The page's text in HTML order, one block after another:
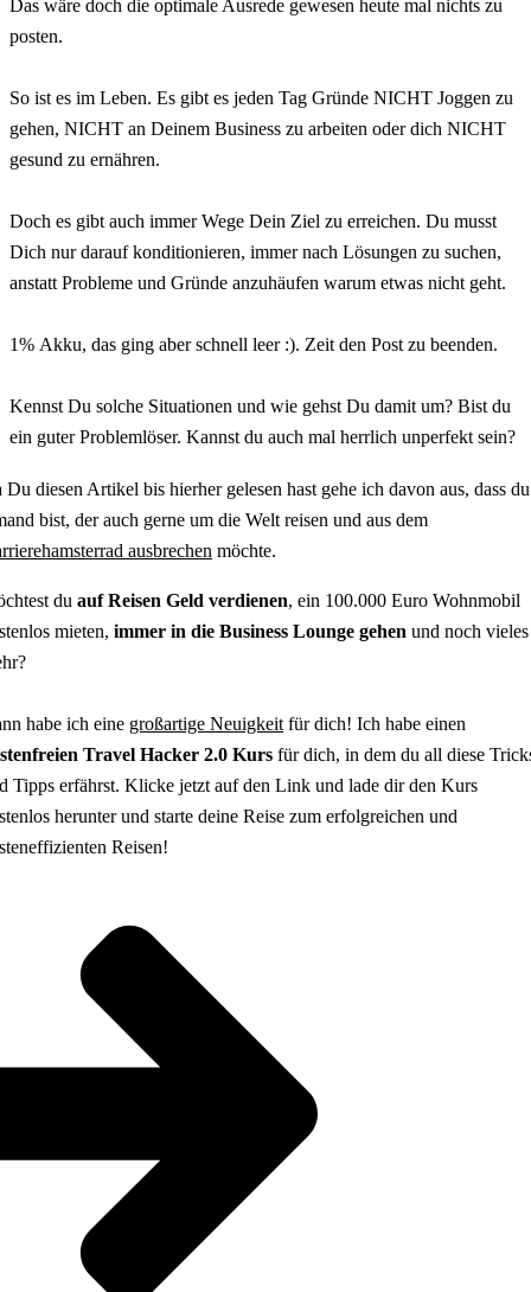
Das wäre doch die optimale Ausrede gewesen heute mal nichts zu
posten.
So ist es im Leben. Es gibt es jeden Tag Gründe NICHT Joggen zu
gehen, NICHT an Deinem Business zu arbeiten oder dich NICHT
gesund zu ernähren.
Doch es gibt auch immer Wege Dein Ziel zu erreichen. Du musst
Dich nur darauf konditionieren, immer nach Lösungen zu suchen,
anstatt Probleme und Gründe anzuhäufen warum etwas nicht geht.
1% Akku, das ging aber schnell leer :). Zeit den Post zu beenden.
Kennst Du solche Situationen und wie gehst Du damit um? Bist du
ein guter Problemlöser. Kannst du auch mal herrlich unperfekt sein?
Du diesen Artikel bis hierher gelesen hast gehe ich davon aus, dass du
bist, der auch gerne um die Welt reisen und aus dem
ausbrechen möchte.
du auf Reisen Geld verdienen, ein 100.000 Euro Wohnmobil
mieten, immer in die Business Lounge gehen und noch vieles
habe ich eine großartige Neuigkeit für dich! Ich habe einen
Travel Hacker 2.0 Kurs für dich, in dem du all diese
Tipps erfährst. Klicke jetzt auf den Link und lade dir den Kurs
herunter und starte deine Reise zum erfolgreichen und
Reisen!